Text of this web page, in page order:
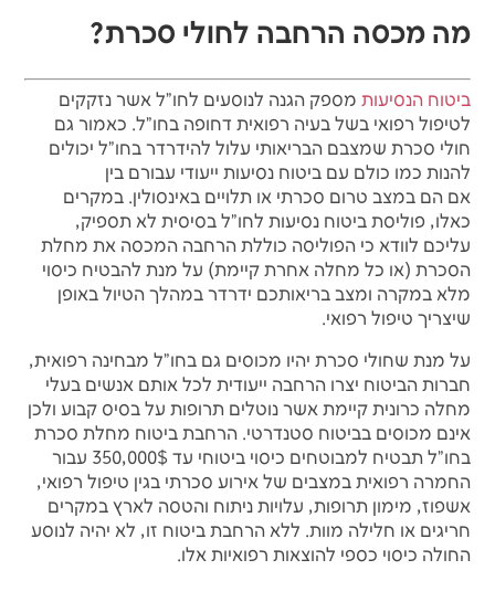
מה מכסה הרחבה לחולי סכרת?
ביטוח הנסיעות מספק הגנה לנוסעים לחו"ל אשר נזקקים
לטיפול רפואי בשל בעיה רפואית דחופה בחו"ל. כאמור גם
חולי סכרת שמצבם הבריאותי עלול להידרדר בחו"ל יכולים
להנות כמו כולם עם ביטוח נסיעות ייעודי עבורם בין
אם הם במצב טרום סכרתי או תלויים באינסולין. במקרים
כאלו, פוליסת ביטוח נסיעות לחו"ל בסיסית לא תספיק,
עליכם לוודא כי הפוליסה כוללת הרחבה המכסה את מחלת
הסכרת (או כל מחלה אחרת קיימת) על מנת להבטיח כיסוי
מלא במקרה ומצב בריאותכם ידרדר במהלך הטיול באופן
שיצריך טיפול רפואי.
על מנת שחולי סכרת יהיו מכוסים גם בחו"ל מבחינה רפואית,
חברות הביטוח יצרו הרחבה ייעודית לכל אותם אנשים בעלי
מחלה כרונית קיימת אשר נוטלים תרופות על בסיס קבוע ולכן
אינם מכוסים בביטוח סטנדרטי. הרחבת ביטוח מחלת סכרת
בחו"ל תבטיח למבוטחים כיסוי ביטוחי עד 350,000$ עבור
החמרה רפואית במצבים של אירוע סכרתי בגין טיפול רפואי,
אשפוז, מימון תרופות, עלויות ניתוח והטסה לארץ במקרים
חריגים או חלילה מוות. ללא הרחבת ביטוח זו, לא יהיה לנוסע
החולה כיסוי כספי להוצאות רפואיות אלו.